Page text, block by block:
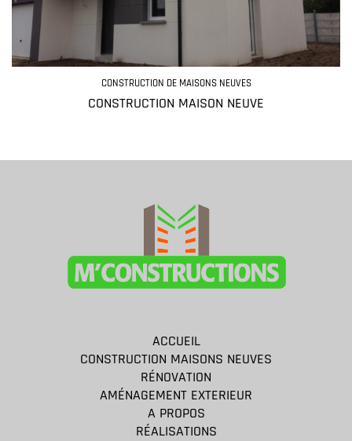
CONSTRUCTION DE MAISONS NEUVES
CONSTRUCTION MAISON NEUVE
ACCUEIL
CONSTRUCTION MAISONS NEUVES
RÉNOVATION
AMÉNAGEMENT EXTERIEUR
A PROPOS
RÉALISATIONS